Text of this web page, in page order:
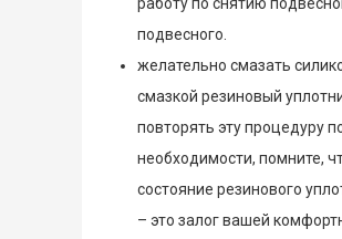
подвесного.
желательно смазать
смазкой резиновый
повторять эту процедуру
необходимости, помните,
состояние резинового
– это залог вашей